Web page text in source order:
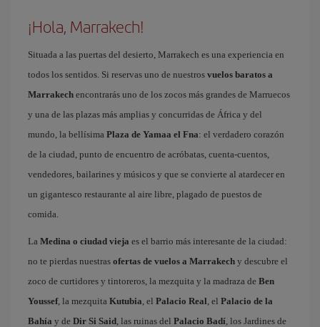
¡Hola, Marrakech!
Situada a las puertas del desierto, Marrakech es una experiencia en
todos los sentidos. Si reservas uno de nuestros vuelos baratos a
Marrakech encontrarás uno de los zocos más grandes de Marruecos
y una de las plazas más amplias y concurridas de África y del
mundo, la bellísima Plaza de Yamaa el Fna: el verdadero corazón
de la ciudad, punto de encuentro de acróbatas, cuenta-cuentos,
vendedores, bailarines y músicos y que se convierte al atardecer en
un gigantesco restaurante al aire libre, plagado de puestos de
comida.
La Medina o ciudad vieja es el barrio más interesante de la ciudad:
no te pierdas nuestras ofertas de vuelos a Marrakech y descubre el
zoco de curtidores y tintoreros, la mezquita y la madraza de Ben
Youssef, la mezquita Kutubia, el Palacio Real, el Palacio de la
Bahía y de Dir Si Said, las ruinas del Palacio Badí, los Jardines de